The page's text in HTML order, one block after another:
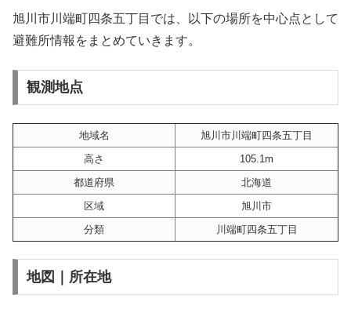
旭川市川端町四条五丁目では、以下の場所を中心点として
避難所情報をまとめていきます。
観測地点
地域名
旭川市川端町四条五丁目
高さ
105.1m
都道府県
北海道
区域
旭川市
分類
川端町四条五丁目
地図｜所在地